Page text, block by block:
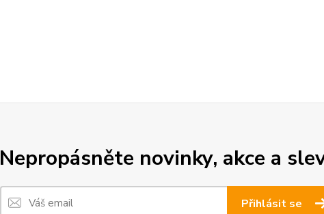
Nepropásněte novinky, akce a
Přihlásit se